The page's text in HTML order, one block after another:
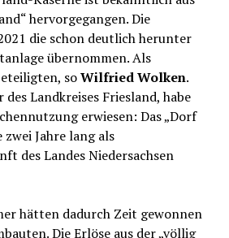
hervorgegangen. Die
die schon deutlich herunter
übernommen. Als
soWilfried Wolken.
Landkreises Friesland, habe
erwiesen: Das „Dorf
Jahre lang als
des Landes Niedersachsen
hätten dadurch Zeit gewonnen
Die Erlöse aus der „völlig